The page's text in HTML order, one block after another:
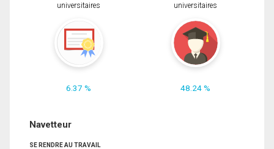
universitaires
6.37 %
universitaires
48.24 %
Navetteur
SE RENDRE AU TRAVAIL